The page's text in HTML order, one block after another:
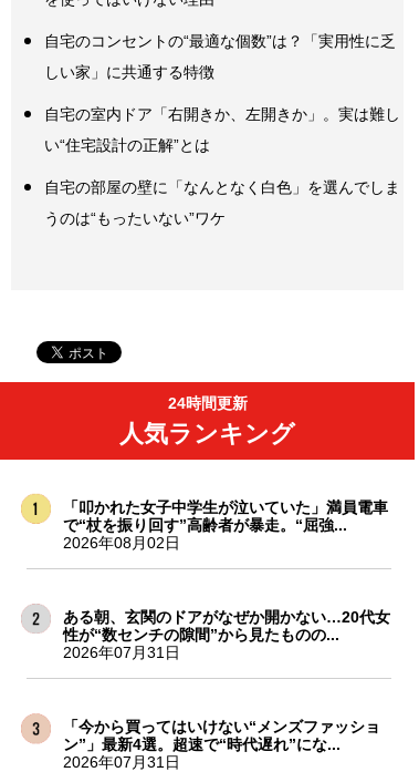
自宅のコンセントの“最適な個数”は？「実用性に乏
しい家」に共通する特徴
自宅の室内ドア「右開きか、左開きか」。実は難し
い“住宅設計の正解”とは
自宅の部屋の壁に「なんとなく白色」を選んでしま
うのは“もったいない”ワケ
24時間更新
人気ランキング
「叩かれた女子中学生が泣いていた」満員電車
で“杖を振り回す”高齢者が暴走。“屈強...
2026年08月02日
ある朝、玄関のドアがなぜか開かない…20代女
性が“数センチの隙間”から見たものの...
2026年07月31日
「今から買ってはいけない“メンズファッショ
ン”」最新4選。超速で“時代遅れ”にな...
2026年07月31日